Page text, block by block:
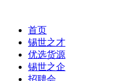
首页
锡世之才
优选货源
锡世之企
招聘会